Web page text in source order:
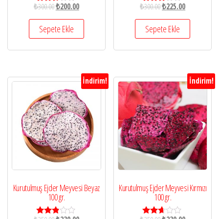
5
2.68
oy aldı
₺300.00₺200.00
Sepete Ekle
5
2.71
oy aldı
₺300.00₺225.00
Sepete Ekle
İndirim!
Kurutulmuş Ejder Meyvesi Beyaz
100 gr.
İndirim!
Kurutulmuş Ejder Meyvesi Kırmızı
100 gr.